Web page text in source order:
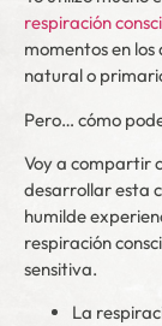
respiración
momentos en
natural o
Pero… cómo
Voy a compartir
desarrollar esta
humilde
respiración
sensitiva.
La